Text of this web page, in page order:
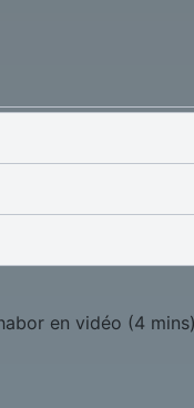
en vidéo (4